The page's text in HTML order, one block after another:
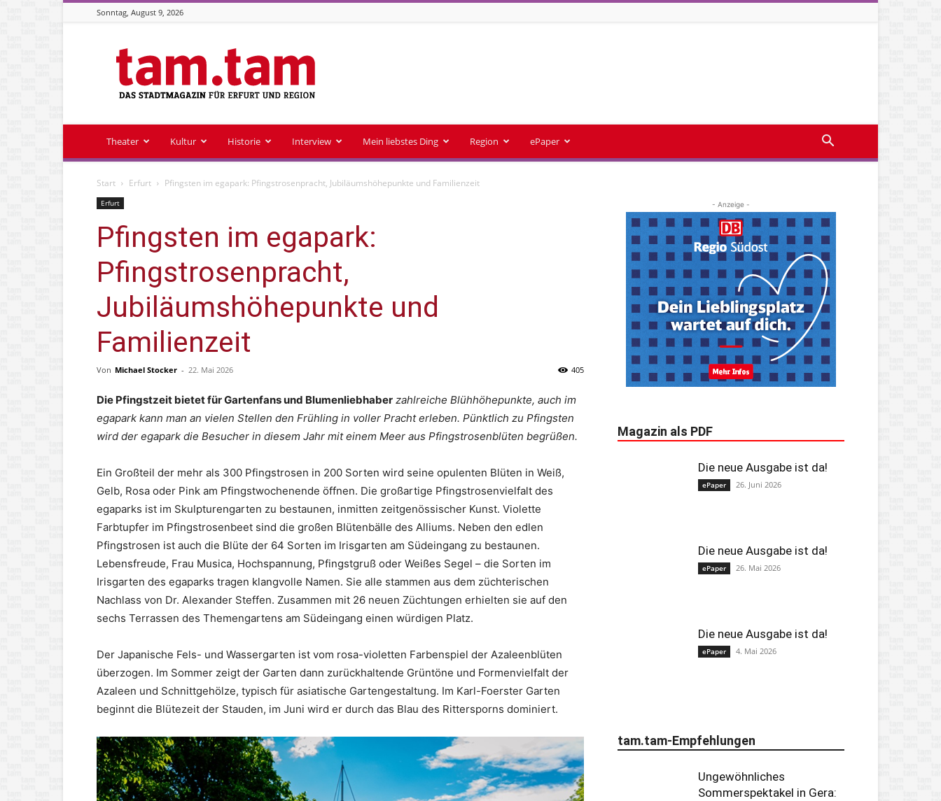
Sonntag, August 9, 2026
Stadtmagazin
tam.tam
Theater Kultur Historie Interview Mein liebstes Ding Region ePaper
Start Erfurt Pfingsten im egapark: Pfingstrosenpracht, Jubiläumshöhepunkte und Familienzeit
Erfurt
Pfingsten im egapark:
Pfingstrosenpracht,
Jubiläumshöhepunkte und
Familienzeit
Von Michael Stocker - 22. Mai 2026 405
Die Pfingstzeit bietet für Gartenfans und Blumenliebhaber zahlreiche Blühhöhepunkte, auch im
egapark kann man an vielen Stellen den Frühling in voller Pracht erleben. Pünktlich zu Pfingsten
wird der egapark die Besucher in diesem Jahr mit einem Meer aus Pfingstrosenblüten begrüßen.
Ein Großteil der mehr als 300 Pfingstrosen in 200 Sorten wird seine opulenten Blüten in Weiß,
Gelb, Rosa oder Pink am Pfingstwochenende öffnen. Die großartige Pfingstrosenvielfalt des
egaparks ist im Skulpturengarten zu bestaunen, inmitten zeitgenössischer Kunst. Violette
Farbtupfer im Pfingstrosenbeet sind die großen Blütenbälle des Alliums. Neben den edlen
Pfingstrosen ist auch die Blüte der 64 Sorten im Irisgarten am Südeingang zu bestaunen.
Lebensfreude, Frau Musica, Hochspannung, Pfingstgruß oder Weißes Segel – die Sorten im
Irisgarten des egaparks tragen klangvolle Namen. Sie alle stammen aus dem züchterischen
Nachlass von Dr. Alexander Steffen. Zusammen mit 26 neuen Züchtungen erhielten sie auf den
sechs Terrassen des Themengartens am Südeingang einen würdigen Platz.
Der Japanische Fels- und Wassergarten ist vom rosa-violetten Farbenspiel der Azaleenblüten
überzogen. Im Sommer zeigt der Garten dann zurückhaltende Grüntöne und Formenvielfalt der
Azaleen und Schnittgehölze, typisch für asiatische Gartengestaltung. Im Karl-Foerster Garten
beginnt die Blütezeit der Stauden, im Juni wird er durch das Blau des Rittersporns dominiert.
- Anzeige -
Magazin als PDF
Die neue Ausgabe ist da!
ePaper 26. Juni 2026
Die neue Ausgabe ist da!
ePaper 26. Mai 2026
Die neue Ausgabe ist da!
ePaper 4. Mai 2026
tam.tam-Empfehlungen
Ungewöhnliches
Sommerspektakel in Gera: